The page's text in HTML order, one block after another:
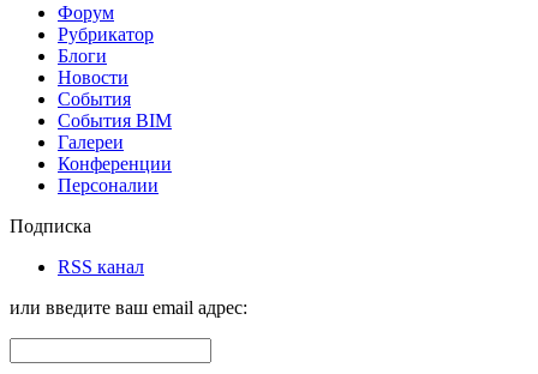
Форум
Рубрикатор
Блоги
Новости
События
События BIM
Галереи
Конференции
Персоналии
Подписка
RSS канал
или введите ваш email адрес: